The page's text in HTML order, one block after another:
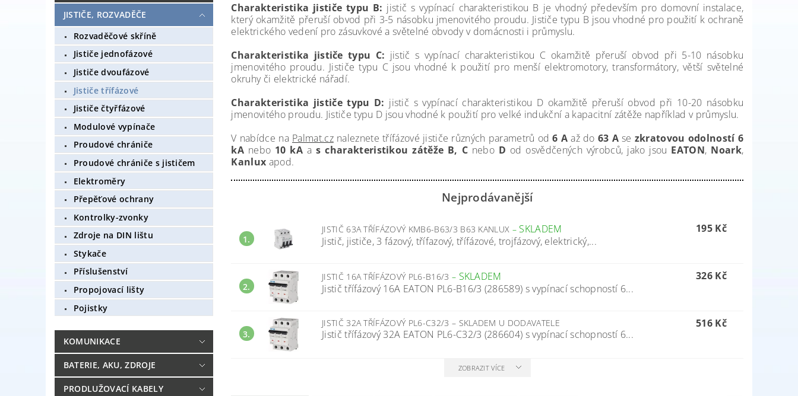
JISTIČE, ROZVADĚČE
Rozvaděčové skříně
Jističe jednofázové
Jističe dvoufázové
Jističe třífázové
Jističe čtyřfázové
Modulové vypínače
Proudové chrániče
Proudové chrániče s jističem
Elektroměry
Přepěťové ochrany
Kontrolky-zvonky
Zdroje na DIN lištu
Stykače
Příslušenství
Propojovací lišty
Pojistky
KOMUNIKACE
BATERIE, AKU, ZDROJE
PRODLUŽOVACÍ KABELY
Charakteristika jističe typu B: jistič s vypínací charakteristikou B je vhodný především pro domovní instalace,
který okamžitě přeruší obvod při 3-5 násobku jmenovitého proudu. Jističe typu B jsou vhodné pro použití k ochraně
elektrického vedení pro zásuvkové a světelné obvody v domácnosti i průmyslu.
Charakteristika jističe typu C: jistič s vypínací charakteristikou C okamžitě přeruší obvod při 5-10 násobku
jmenovitého proudu. Jističe typu C jsou vhodné k použití pro menší elektromotory, transformátory, větší světelné
okruhy či elektrické nářadí.
Charakteristika jističe typu D: jistič s vypínací charakteristikou D okamžitě přeruší obvod při 10-20 násobku
jmenovitého proudu. Jističe typu D jsou vhodné k použití pro velké indukční a kapacitní zátěže například v průmyslu.
V nabídce na Palmat.cznaleznete třífázové jističe různých parametrů od6 Aaž do 63 Ase zkratovou odolností 6
kA nebo 10 kA a s charakteristikou zátěže B, C neboD od osvědčených výrobců, jako jsou EATON, Noark,
Kanlux apod.
Nejprodávanější
1.
JISTIČ 63A TŘÍFÁZOVÝ KMB6-B63/3 B63 KANLUX – SKLADEM
Jistič, jističe, 3 fázový, třífazový, třífázové, trojfázový, elektrický,...
195 Kč
2.
JISTIČ 16A TŘÍFÁZOVÝ PL6-B16/3 – SKLADEM
Jistič třífázový 16A EATON PL6-B16/3 (286589) s vypínací schopností 6...
326 Kč
3.
JISTIČ 32A TŘÍFÁZOVÝ PL6-C32/3 – SKLADEM U DODAVATELE
Jistič třífázový 32A EATON PL6-C32/3 (286604) s vypínací schopností 6...
516 Kč
ZOBRAZIT VÍCE